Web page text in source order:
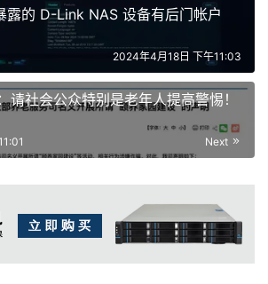
的 D-Link NAS 设备有后门帐户
2024年4月18日 下午11:03
请社会公众特别是老年人提高警惕！
Next